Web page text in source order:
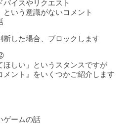
バイスやリクエスト
という意識がないコメント
断した場合、ブロックします
ほしい」というスタンスですが
ント』をいくつかご紹介します
ゲームの話